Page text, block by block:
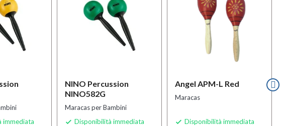
immediata
NINO Percussion
NINO582G
Maracas per Bambini
 Disponibilità immediata
Angel APM-L Red
Maracas
 Disponibilità immediata